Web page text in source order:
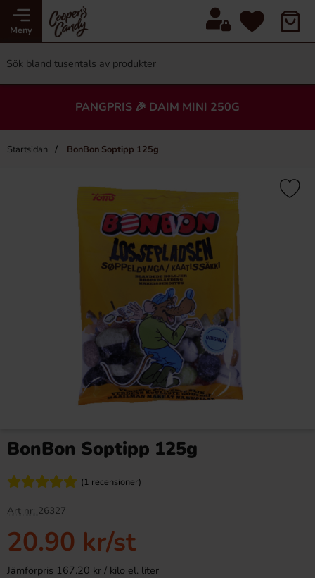
Meny
PANGPRIS 🎉 DAIM MINI 250G
Startsidan BonBon Soptipp 125g
BonBon Soptipp 125g
(1 recensioner)
Art nr: 26327
20.90 kr/st
Jämförpris 167.20 kr / kilo el. liter